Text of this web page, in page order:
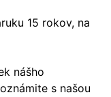
15 rokov, na
nášho
s našou